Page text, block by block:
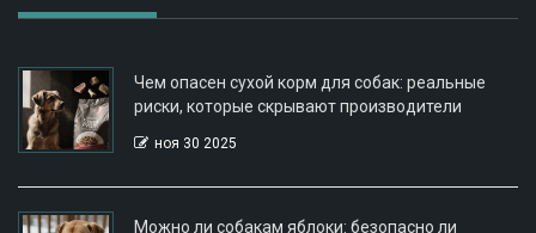
Чем опасен сухой корм для собак: реальные
риски, которые скрывают производители
ноя 30 2025
Можно ли собакам яблоки: безопасно ли